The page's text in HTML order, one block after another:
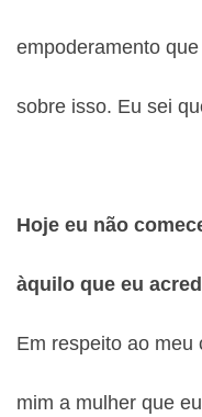
empoderamento
sobre isso. Eu sei
Hoje eu não
àquilo que eu
Em respeito ao meu
mim a mulher que